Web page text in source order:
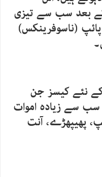
میں پتا چلا 1990 کے بعد سب سے تیزی
(ناسوفرینکس)
نئے کیسز جن
سب سے زیادہ اموات
پھیپھڑے، آنت